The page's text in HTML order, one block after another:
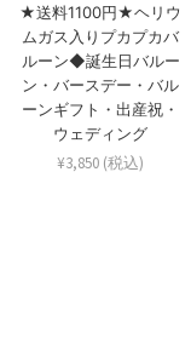
★送料1100円★ヘリウ
ムガス入りプカプカバ
ルーン◆誕生日バルー
ン・バースデー・バル
ーンギフト・出産祝・
ウェディング
¥3,850 (税込)